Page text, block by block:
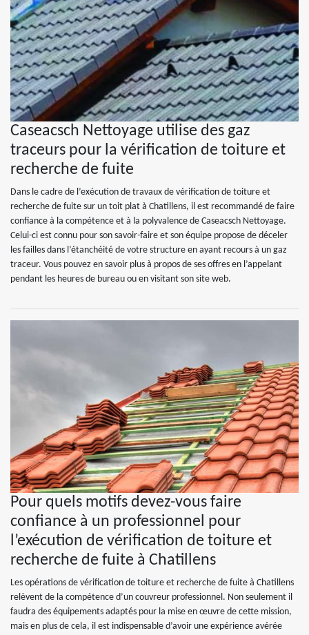
Caseacsch Nettoyage utilise des gaz
traceurs pour la vérification de toiture et
recherche de fuite
Dans le cadre de l’exécution de travaux de vérification de toiture et
recherche de fuite sur un toit plat à Chatillens, il est recommandé de faire
confiance à la compétence et à la polyvalence de Caseacsch Nettoyage.
Celui-ci est connu pour son savoir-faire et son équipe propose de déceler
les failles dans l’étanchéité de votre structure en ayant recours à un gaz
traceur. Vous pouvez en savoir plus à propos de ses offres en l’appelant
pendant les heures de bureau ou en visitant son site web.
Pour quels motifs devez-vous faire
confiance à un professionnel pour
l’exécution de vérification de toiture et
recherche de fuite à Chatillens
Les opérations de vérification de toiture et recherche de fuite à Chatillens
relèvent de la compétence d’un couvreur professionnel. Non seulement il
faudra des équipements adaptés pour la mise en œuvre de cette mission,
mais en plus de cela, il est indispensable d’avoir une expérience avérée